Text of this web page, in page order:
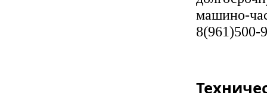
машино-
8(961)500-